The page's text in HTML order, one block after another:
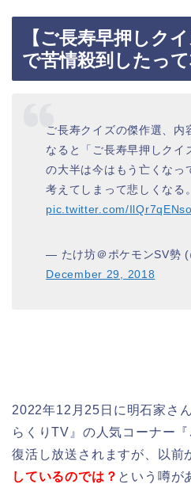
【ご長寿早押しク
で苦情殺到したって
ご長寿クイズの傑作選、内
なると「ご長寿早押しクイ
の大半は今はもう亡くな
考えてしまって悲しくなる。
pic.twitter.com/IlQr7qENso
— たけ坊＠ポケモンSV勢
December 29, 2018
2022年12月25日に明石家さ
らくりTV』の人気コーナー『
復活し放送されますが、以前
しているのでは？ という噂が